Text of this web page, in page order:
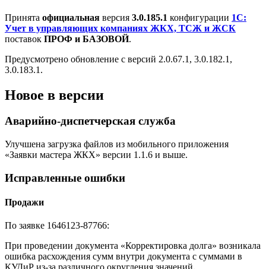
Принята официальная версия 3.0.185.1 конфигурации 1С:
Учет в управляющих компаниях ЖКХ, ТСЖ и ЖСК
поставок ПРОФ и БАЗОВОЙ.
Предусмотрено обновление с версий 2.0.67.1, 3.0.182.1,
3.0.183.1.
Новое в версии
Аварийно-диспетчерская служба
Улучшена загрузка файлов из мобильного приложения
«Заявки мастера ЖКХ» версии 1.1.6 и выше.
Исправленные ошибки
Продажи
По заявке 1646123-87766:
При проведении документа «Корректировка долга» возникала
ошибка расхождения сумм внутри документа с суммами в